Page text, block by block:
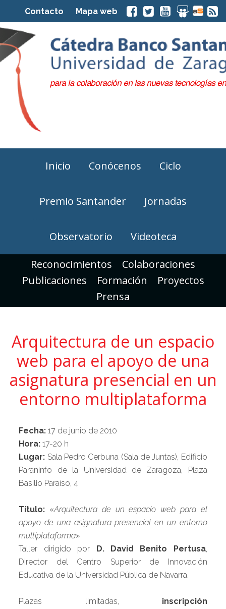
Contacto Mapa web
Inicio Conócenos Ciclo
Premio Santander Jornadas
Observatorio Videoteca
Reconocimientos
Colaboraciones
Publicaciones
Formación
Proyectos
Prensa
Arquitectura de un espacio
web para el apoyo de una
asignatura presencial en un
entorno multiplataforma
Fecha: 17 de junio de 2010
Hora: 17-20 h
Lugar: Sala Pedro Cerbuna (Sala de Juntas), Edificio
Paraninfo de la Universidad de Zaragoza, Plaza
Basilio Paraíso, 4
Título: «Arquitectura de un espacio web para el
apoyo de una asignatura presencial en un entorno
multiplataforma»
Taller dirigido por D. David Benito Pertusa,
Director del Centro Superior de Innovación
Educativa de la Universidad Pública de Navarra.
Plazas limitadas, inscripción